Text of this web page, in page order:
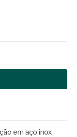
em aço inox